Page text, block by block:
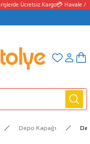
Ücretsiz Kargo💳 Havale /
Depo Kapağı